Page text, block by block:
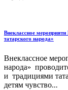
Внеклассное
татарского народа»
Внеклассное
народа»
и традициями
детям чувство...